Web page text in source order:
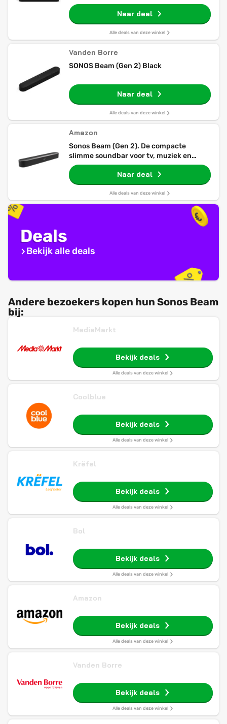
- Zwart
Naar deal
Alle deals van deze winkel
Vanden Borre
SONOS Beam (Gen 2) Black
Naar deal
Alle deals van deze winkel
Amazon
Sonos Beam (Gen 2). De compacte
slimme soundbar voor tv, muziek en
meer. (Zwart)
Naar deal
Alle deals van deze winkel
Deals
Bekijk alle deals
Andere bezoekers kopen hun Sonos Beam
bij:
MediaMarkt
Bekijk deals
Alle deals van deze winkel
Coolblue
Bekijk deals
Alle deals van deze winkel
Krëfel
Bekijk deals
Alle deals van deze winkel
Bol
Bekijk deals
Alle deals van deze winkel
Amazon
Bekijk deals
Alle deals van deze winkel
Vanden Borre
Bekijk deals
Alle deals van deze winkel